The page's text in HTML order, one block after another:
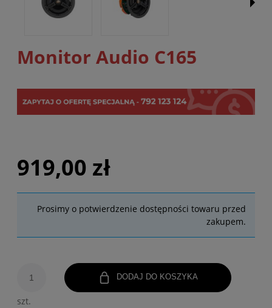
Monitor Audio C165
919,00 zł
Prosimy o potwierdzenie dostępności towaru przed
zakupem.
szt.
DODAJ DO KOSZYKA